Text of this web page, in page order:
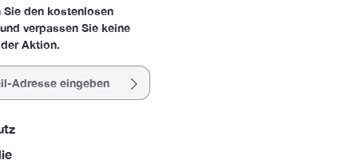
Sie den kostenlosen
verpassen Sie keine
Aktion.